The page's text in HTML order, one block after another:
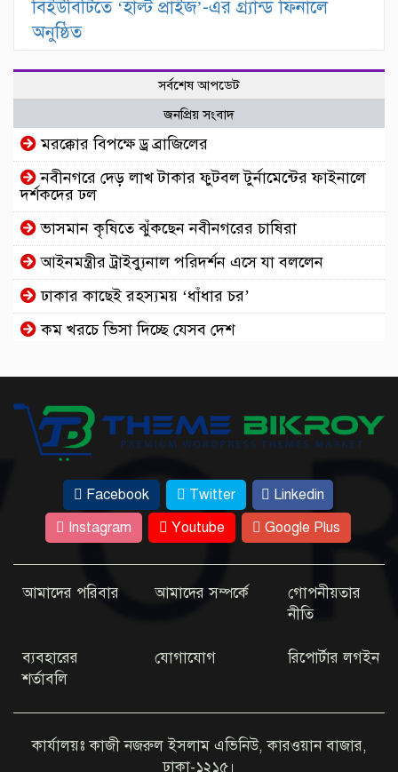
বিইউবিটিতে ‘হাল্ট প্রাইজ’-এর গ্র্যান্ড ফিনালে
অনুষ্ঠিত
সর্বশেষ আপডেট
জনপ্রিয় সংবাদ
মরক্কোর বিপক্ষে ড্র ব্রাজিলের
নবীনগরে দেড় লাখ টাকার ফুটবল টুর্নামেন্টের ফাইনালে
দর্শকদের ঢল
ভাসমান কৃষিতে ঝুঁকছেন নবীনগরের চাষিরা
আইনমন্ত্রীর ট্রাইব্যুনাল পরিদর্শন এসে যা বললেন
ঢাকার কাছেই রহস্যময় ‘ধাঁধার চর’
কম খরচে ভিসা দিচ্ছে যেসব দেশ
জেবিন
এবার ইউটিউবে যা দেখাবেন জয়া আহসান
টাঙ্গাইলে ট্রাক-পিকআপ সংঘর্ষে ২ জনের প্রাণ গেল
১২ বছরের মাদরাসাছাত্রী ৭ মাসের অন্তঃসত্ত্বা, জীবন
Facebook Twitter
Linkedin
Instagram
Youtube Google Plus
আমাদের পরিবার আমাদের সম্পর্কে
গোপনীয়তার
নীতি
ব্যবহারের
শর্তাবলি
যোগাযোগ রিপোর্টার লগইন
কার্যালয়ঃ কাজী নজরুল ইসলাম এভিনিউ, কারওয়ান বাজার,
ঢাকা-১২১৫।